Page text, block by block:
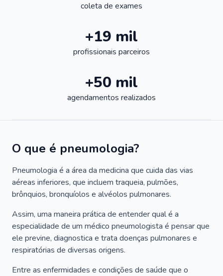
coleta de exames
+19 mil
profissionais parceiros
+50 mil
agendamentos realizados
O que é pneumologia?
Pneumologia é a área da medicina que cuida das vias
aéreas inferiores, que incluem traqueia, pulmões,
brônquios, bronquíolos e alvéolos pulmonares.
Assim, uma maneira prática de entender qual é a
especialidade de um médico pneumologista é pensar que
ele previne, diagnostica e trata doenças pulmonares e
respiratórias de diversas origens.
Entre as enfermidades e condições de saúde que o